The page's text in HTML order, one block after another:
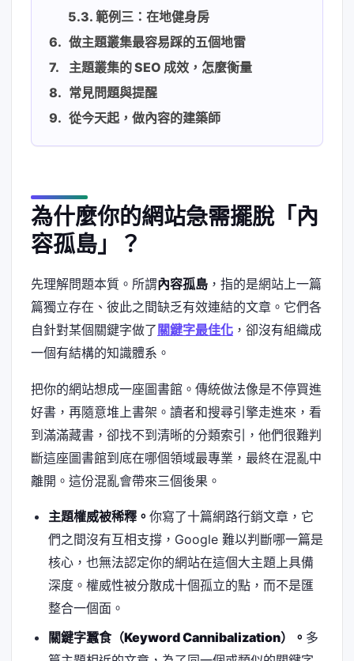
範例三：在地健身房
做主題叢集最容易踩的五個地雷
主題叢集的 SEO 成效，怎麼衡量
常見問題與提醒
從今天起，做內容的建築師
為什麼你的網站急需擺脫「內
容孤島」？
先理解問題本質。所謂內容孤島 ，指的是網站上一篇
篇獨立存在、彼此之間缺乏有效連結的文章。它們各
自針對某個關鍵字做了關鍵字最佳化 ，卻沒有組織成
一個有結構的知識體系。
把你的網站想成一座圖書館。傳統做法像是不停買進
好書，再隨意堆上書架。讀者和搜尋引擎走進來，看
到滿滿藏書，卻找不到清晰的分類索引，他們很難判
斷這座圖書館到底在哪個領域最專業，最終在混亂中
離開。這份混亂會帶來三個後果。
主題權威被稀釋。 你寫了十篇網路行銷文章，它
們之間沒有互相支撐，Google 難以判斷哪一篇是
核心，也無法認定你的網站在這個大主題上具備
深度。權威性被分散成十個孤立的點，而不是匯
整合一個面。
關鍵字蠶食（Keyword Cannibalization）。 多